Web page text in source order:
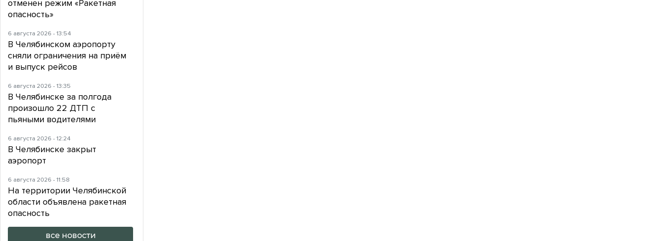
отменен режим «Ракетная
опасность»
6 августа 2026 - 13:54
В Челябинском аэропорту
сняли ограничения на приём
и выпуск рейсов
6 августа 2026 - 13:35
В Челябинске за полгода
произошло 22 ДТП с
пьяными водителями
6 августа 2026 - 12:24
В Челябинске закрыт
аэропорт
6 августа 2026 - 11:58
На территории Челябинской
области объявлена ракетная
опасность
все новости